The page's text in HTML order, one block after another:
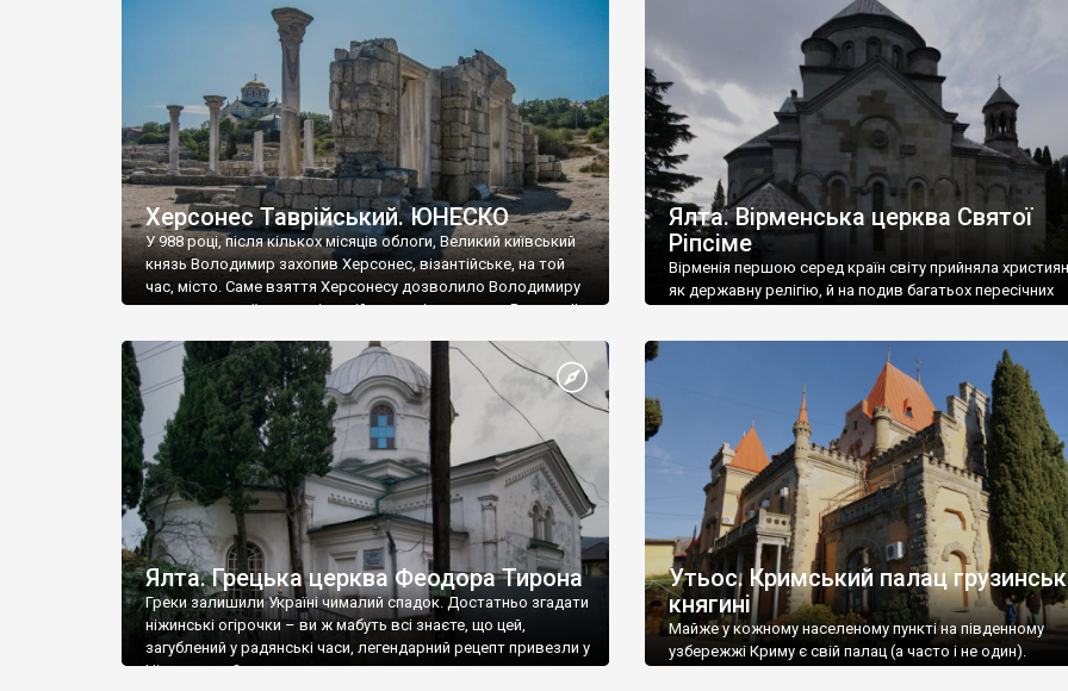
візантійської доби. Раритети викрадені з фондів об’єкту
культурної спадщини ЮНЕСКО «Херсонеса Таврійського».
Офіційно – на виставку «Золото Візантії», але експерти та
влада в Україні вважають це лише […]
називаються «повстяками» (postaki)…” “Вино. Крим
виробляє відмінне вино і його вдосталь: воно все
легке біле і дуже […]
Херсонес Таврійський. ЮНЕСКО
У 988 році, після кількох місяців облоги, Великий київський
князь Володимир захопив Херсонес, візантійське, на той
час, місто. Саме взяття Херсонесу дозволило Володимиру
диктувати свої умови візантійському імператору Василю ІІ,
Херсонесі Володимир-язичник, став Василем-
християнином. А потім було Хрещення Русі. На честь
Херсонесу Таврійського названо місто […]
Ялта. Вірменська церква Святої
Ріпсіме
Вірменія першою серед країн світу прийняла
як державну релігію, й на подив багатьох пересічних
Ялта. Грецька церква Феодора Тирона
Греки залишили Україні чималий спадок. Достатньо згадати
ніжинські огірочки – ви ж мабуть всі знаєте, що цей,
загублений у радянські часи, легендарний рецепт привезли у
Ніжин греки?
Утьос. Кримський палац
княгині
Майже у кожному населеному пункті на південному
узбережжі Криму є свій палац (а часто і не один).